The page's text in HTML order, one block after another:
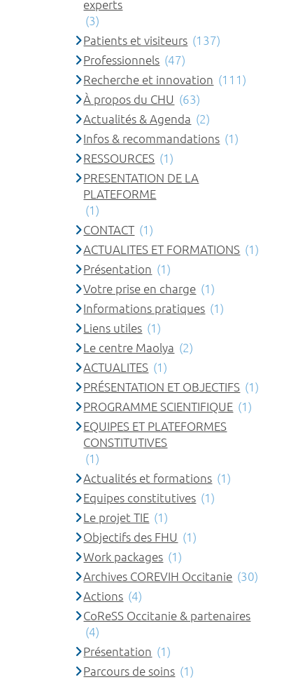
experts
(3)
Patients et visiteurs (137)
Professionnels (47)
Recherche et innovation (111)
À propos du CHU (63)
Actualités & Agenda (2)
Infos & recommandations (1)
RESSOURCES (1)
PRESENTATION DE LA
PLATEFORME
(1)
CONTACT (1)
ACTUALITES ET FORMATIONS (1)
Présentation (1)
Votre prise en charge (1)
Informations pratiques (1)
Liens utiles (1)
Le centre Maolya (2)
ACTUALITES (1)
PRÉSENTATION ET OBJECTIFS (1)
PROGRAMME SCIENTIFIQUE (1)
EQUIPES ET PLATEFORMES
CONSTITUTIVES
(1)
Actualités et formations (1)
Equipes constitutives (1)
Le projet TIE (1)
Objectifs des FHU (1)
Work packages (1)
Archives COREVIH Occitanie (30)
Actions (4)
CoReSS Occitanie & partenaires
(4)
Présentation (1)
Parcours de soins (1)